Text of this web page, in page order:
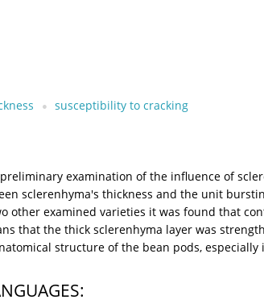
susceptibility to cracking
examination of the influence of
sclerenhyma's thickness and the unit
other examined varieties it was found that
that the thick sclerenhyma layer was
structure of the bean pods,